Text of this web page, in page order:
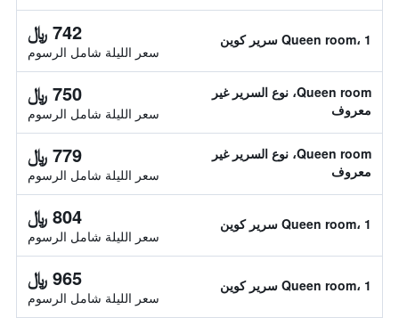
Queen room، 1 سرير كوين 742 ﷼
سعر الليلة شامل الرسوم
Queen room، نوع السرير غير
معروف
750 ﷼
سعر الليلة شامل الرسوم
Queen room، نوع السرير غير
معروف
779 ﷼
سعر الليلة شامل الرسوم
Queen room، 1 سرير كوين 804 ﷼
سعر الليلة شامل الرسوم
Queen room، 1 سرير كوين 965 ﷼
سعر الليلة شامل الرسوم